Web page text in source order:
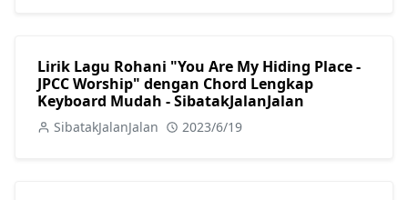
Lirik Lagu Rohani "You Are My Hiding Place -
JPCC Worship" dengan Chord Lengkap
Keyboard Mudah - SibatakJalanJalan
SibatakJalanJalan 2023/6/19